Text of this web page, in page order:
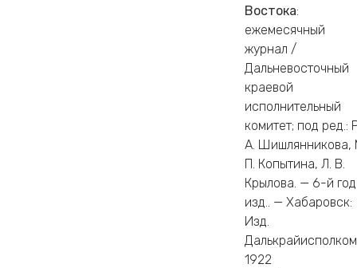
Востока:
ежемесячный
журнал /
Дальневосточный
краевой
исполнительный
комитет; под ред.:
А. Шишлянникова,
П. Копытина, Л. В.
Крылова. — 6-й год
изд.. — Хабаровск:
Изд.
1922